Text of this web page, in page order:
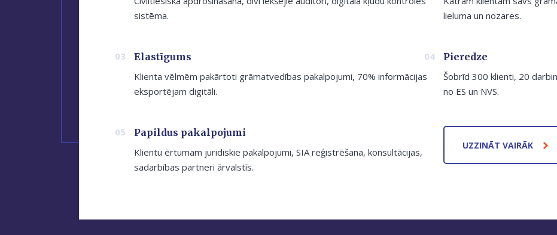
sistēma.
lieluma un nozares.
Elastīgums
Klienta vēlmēm pakārtoti grāmatvedības pakalpojumi, 70% informācijas
eksportējam digitāli.
Pieredze
Šobrīd 300 klienti, 20
no ES un NVS.
Papildus pakalpojumi
Klientu ērtumam juridiskie pakalpojumi, SIA reģistrēšana, konsultācijas,
sadarbības partneri ārvalstīs.
UZZINĀT VAIRĀK